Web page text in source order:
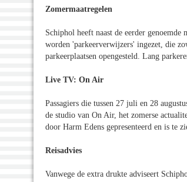
Zomermaatregelen
Schiphol heeft naast de eerder genoemde
worden 'parkeerverwijzers' ingezet, die
parkeerplaatsen opengesteld. Lang
Live TV: On Air
Passagiers die tussen 27 juli en 28
de studio van On Air, het zomerse
door Harm Edens gepresenteerd en is te
Reisadvies
Vanwege de extra drukte adviseert